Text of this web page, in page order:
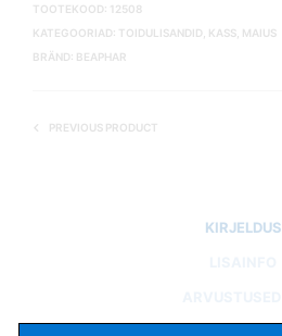
TOOTEKOOD: 12508
KATEGOORIAD: TOIDULISANDID KASS MAIUS
BRÄND: BEAPHAR
PREVIOUS PRODUCT
KIRJELDUS